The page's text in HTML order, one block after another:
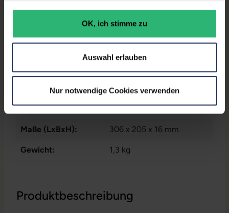
OK, ich stimme zu
Auswahl erlauben
Nur notwendige Cookies verwenden
Produktbeschreibung
Produkttyp: Convertible
16 GB DDR3
Prozessor:
Intel Core i5 8365U @ 1,6
GHz
GTIN/EAN: 9010362037997
Maße (LxBxH): 306 x 205 x 16 mm
Gewicht: 1,3 kg